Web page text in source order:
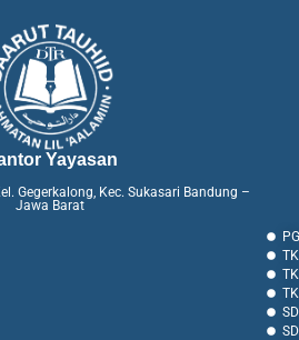
Yayasan
Gegerkalong, Kec. Sukasari Bandung –
Jawa Barat